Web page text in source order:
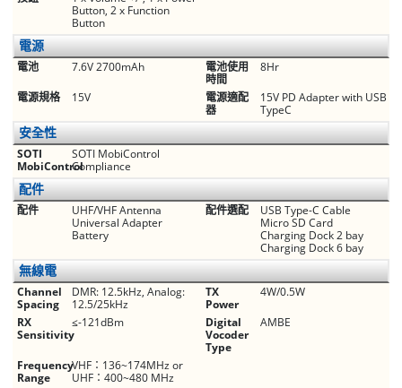
Button, 2 x Function
Button
電源
電池 7.6V 2700mAh
電池使用
時間
8Hr
電源規格
15V
電源適配
器
15V PD Adapter with USB
TypeC
安全性
SOTI
MobiControl
SOTI MobiControl
Compliance
配件
配件
UHF/VHF Antenna
Universal Adapter
Battery
配件選配
USB Type-C Cable
Micro SD Card
Charging Dock 2 bay
Charging Dock 6 bay
無線電
Channel
Spacing
DMR: 12.5kHz, Analog:
12.5/25kHz
TX
Power
4W/0.5W
RX
Sensitivity
≤-121dBm
Digital
Vocoder
Type
AMBE
Frequency
Range
VHF：136~174MHz or
UHF：400~480 MHz